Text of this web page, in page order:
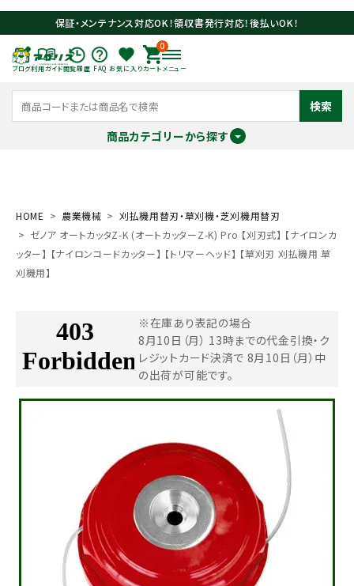
保証・メンテナンス対応OK！領収書発行対応！後払いOK！
ブログ利用ガイド閲覧履歴 FAQ お気に入り
0
カート メニュー
検索
商品カテゴリーから探す
search
HOME 農業機械
刈払機用替刃・草刈機・芝刈機用替刃
ゼノア オートカッタZ-K (オートカッターZ-K) Pro 【刈刃式】 【ナイロンカ
ッター】 【ナイロンコードカッター】 【トリマーヘッド】 【草刈刃 刈払機用 草
刈機用】
※在庫あり表記の場合
8月10日（月） 13時までの代金引換・ク
レジットカード決済で 8月10日（月）中
の出荷が可能です。